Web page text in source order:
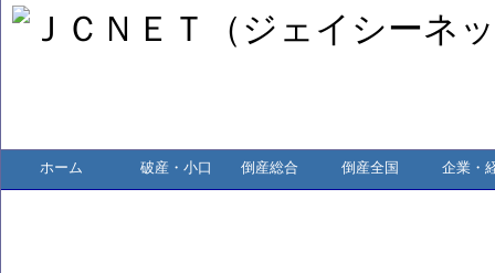
ホーム 破産・小口 倒産総合 倒産全国 企業・